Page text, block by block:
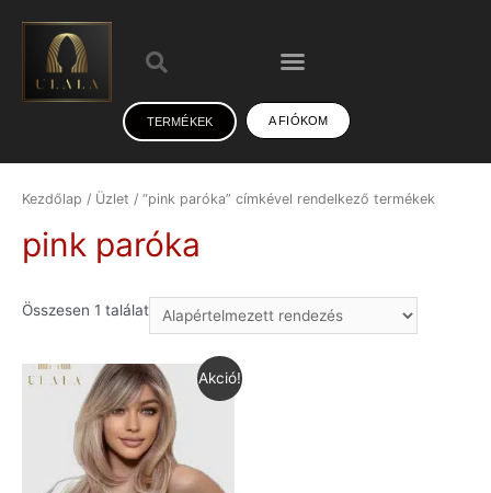
TERMÉKEK A FIÓKOM
Kezdőlap / Üzlet / “pink paróka” címkével rendelkező termékek
pink paróka
Összesen 1 találat
Akció!